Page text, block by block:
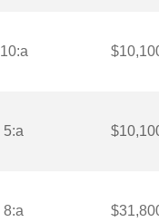
10:a
5:a
8:a